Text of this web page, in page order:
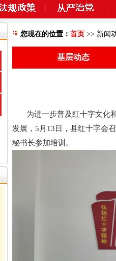
您现在的位置： 首页 >> 新闻
基层动态
为进一步普及红十字文化和
发展，5月13日，县红十字会
秘书长参加培训。